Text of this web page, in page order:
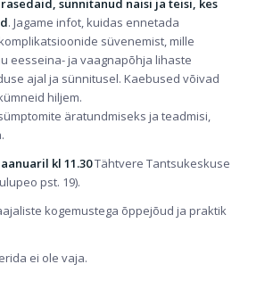
rasedaid, sünnitanud naisi ja teisi, kes
. Jagame infot, kuidas ennetada
süvenemist, mille
eesseina- ja vaagnapõhja lihaste
ajal ja sünnitusel. Kaebused võivad
hiljem.
äratundmiseks ja teadmisi,
kl 11.30Tähtvere Tantsukeskuse
pst. 19).
kogemustega õppejõud ja praktik
ei ole vaja.